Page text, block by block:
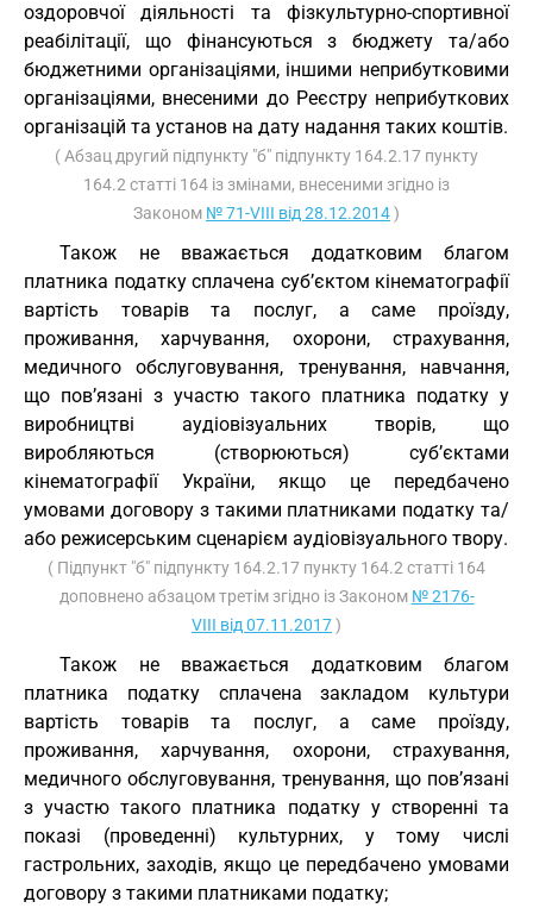
оздоровчої діяльності та фізкультурно-спортивної
реабілітації, що фінансуються з бюджету та/або
бюджетними організаціями, іншими неприбутковими
організаціями, внесеними до Реєстру неприбуткових
організацій та установ на дату надання таких коштів.
( Абзац другий підпункту "б" підпункту 164.2.17 пункту
164.2 статті 164 із змінами, внесеними згідно із
Законом № 71-VIII від 28.12.2014)
Також не вважається додатковим благом
платника податку сплачена суб’єктом кінематографії
вартість товарів та послуг, а саме проїзду,
проживання, харчування, охорони, страхування,
медичного обслуговування, тренування, навчання,
що пов’язані з участю такого платника податку у
виробництві аудіовізуальних творів, що
виробляються (створюються) суб’єктами
кінематографії України, якщо це передбачено
умовами договору з такими платниками податку та/
або режисерським сценарієм аудіовізуального твору.
( Підпункт "б" підпункту 164.2.17 пункту 164.2 статті 164
доповнено абзацом третім згідно із Законом № 2176-
VIII від 07.11.2017)
Також не вважається додатковим благом
платника податку сплачена закладом культури
вартість товарів та послуг, а саме проїзду,
проживання, харчування, охорони, страхування,
медичного обслуговування, тренування, що пов’язані
з участю такого платника податку у створенні та
показі (проведенні) культурних, у тому числі
гастрольних, заходів, якщо це передбачено умовами
договору з такими платниками податку;